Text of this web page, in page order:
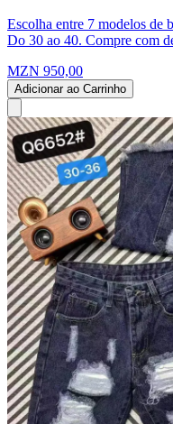
Escolha entre 7 modelos de
Do 30 ao 40. Compre com
MZN 950,00
Adicionar ao Carrinho